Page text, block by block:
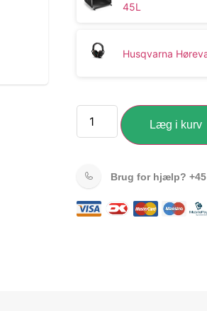
45L
Husqvarna
Læg i kurv
Brug for hjælp?